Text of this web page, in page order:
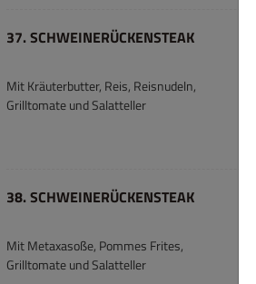
37. SCHWEINERÜCKENSTEAK
Mit Kräuterbutter, Reis, Reisnudeln,
Grilltomate und Salatteller
38. SCHWEINERÜCKENSTEAK
Mit Metaxasoße, Pommes Frites,
Grilltomate und Salatteller